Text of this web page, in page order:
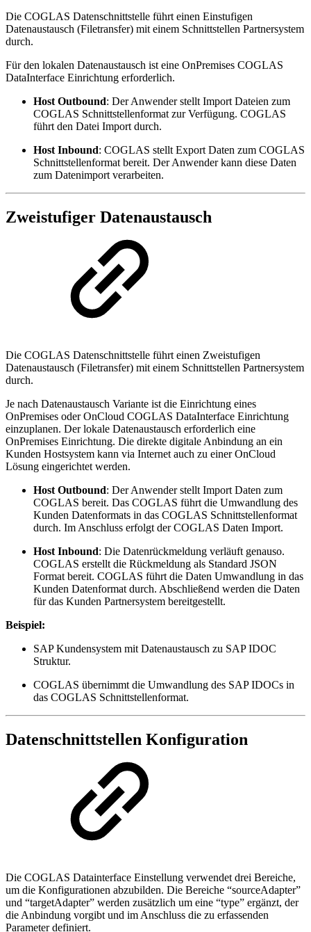
Die COGLAS Datenschnittstelle führt einen Einstufigen
Datenaustausch (Filetransfer) mit einem Schnittstellen Partnersystem
durch.
Für den lokalen Datenaustausch ist eine OnPremises COGLAS
DataInterface Einrichtung erforderlich.
Host Outbound: Der Anwender stellt Import Dateien zum
COGLAS Schnittstellenformat zur Verfügung. COGLAS
führt den Datei Import durch.
Host Inbound: COGLAS stellt Export Daten zum COGLAS
Schnittstellenformat bereit. Der Anwender kann diese Daten
zum Datenimport verarbeiten.
Zweistufiger Datenaustausch
Die COGLAS Datenschnittstelle führt einen Zweistufigen
Datenaustausch (Filetransfer) mit einem Schnittstellen Partnersystem
durch.
Je nach Datenaustausch Variante ist die Einrichtung eines
OnPremises oder OnCloud COGLAS DataInterface Einrichtung
einzuplanen. Der lokale Datenaustausch erforderlich eine
OnPremises Einrichtung. Die direkte digitale Anbindung an ein
Kunden Hostsystem kann via Internet auch zu einer OnCloud
Lösung eingerichtet werden.
Host Outbound: Der Anwender stellt Import Daten zum
COGLAS bereit. Das COGLAS führt die Umwandlung des
Kunden Datenformats in das COGLAS Schnittstellenformat
durch. Im Anschluss erfolgt der COGLAS Daten Import.
Host Inbound: Die Datenrückmeldung verläuft genauso.
COGLAS erstellt die Rückmeldung als Standard JSON
Format bereit. COGLAS führt die Daten Umwandlung in das
Kunden Datenformat durch. Abschließend werden die Daten
für das Kunden Partnersystem bereitgestellt.
Beispiel:
SAP Kundensystem mit Datenaustausch zu SAP IDOC
Struktur.
COGLAS übernimmt die Umwandlung des SAP IDOCs in
das COGLAS Schnittstellenformat.
Datenschnittstellen Konfiguration
Die COGLAS Datainterface Einstellung verwendet drei Bereiche,
um die Konfigurationen abzubilden. Die Bereiche “sourceAdapter”
und “targetAdapter” werden zusätzlich um eine “type” ergänzt, der
die Anbindung vorgibt und im Anschluss die zu erfassenden
Parameter definiert.